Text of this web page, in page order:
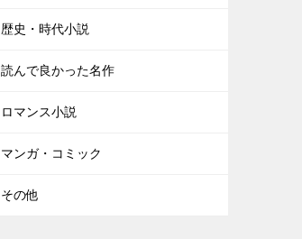
歴史・時代小説
読んで良かった名作
ロマンス小説
マンガ・コミック
その他